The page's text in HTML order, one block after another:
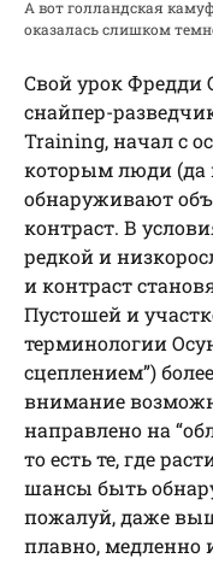
А вот голландская
оказалась слишком
Свой урок
снайпер-
Training, начал с
которым люди (да
обнаруживают
контраст. В
редкой и
и контраст
Пустошей и
терминологии
сцеплением”)
внимание
направлено на
то есть те, где
шансы быть
пожалуй, даже
плавно, медленно